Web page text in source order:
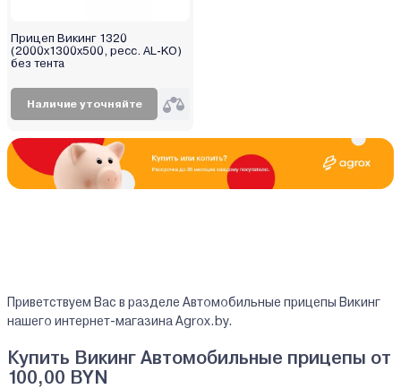
Прицеп Викинг 1320
(2000х1300х500, ресс. AL-KO)
без тента
Наличие уточняйте
Приветствуем Вас в разделе Автомобильные прицепы Викинг
нашего интернет-магазина Agrox.by.
Купить Викинг Автомобильные прицепы от
100,00 BYN